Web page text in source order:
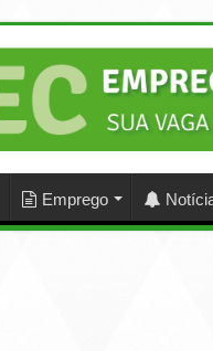
Emprego